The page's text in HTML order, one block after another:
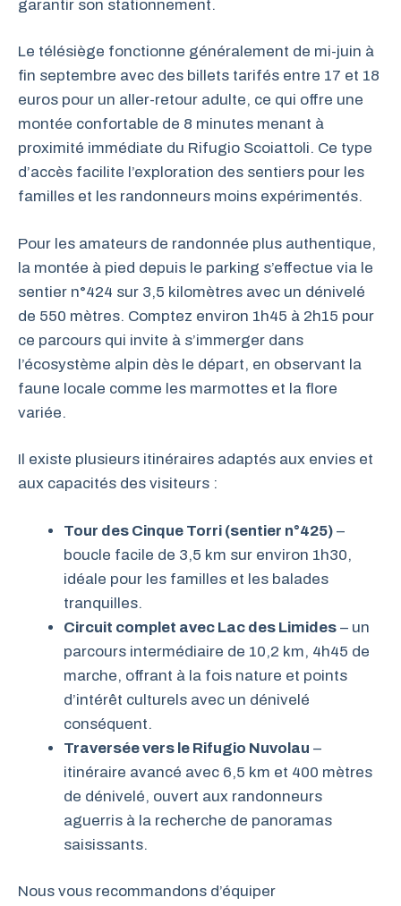
garantir son stationnement.
Le télésiège fonctionne généralement de mi-juin à
fin septembre avec des billets tarifés entre 17 et 18
euros pour un aller-retour adulte, ce qui offre une
montée confortable de 8 minutes menant à
proximité immédiate du Rifugio Scoiattoli. Ce type
d’accès facilite l’exploration des sentiers pour les
familles et les randonneurs moins expérimentés.
Pour les amateurs de randonnée plus authentique,
la montée à pied depuis le parking s’effectue via le
sentier n°424 sur 3,5 kilomètres avec un dénivelé
de 550 mètres. Comptez environ 1h45 à 2h15 pour
ce parcours qui invite à s’immerger dans
l’écosystème alpin dès le départ, en observant la
faune locale comme les marmottes et la flore
variée.
Il existe plusieurs itinéraires adaptés aux envies et
aux capacités des visiteurs :
Tour des Cinque Torri (sentier n°425) –
boucle facile de 3,5 km sur environ 1h30,
idéale pour les familles et les balades
tranquilles.
Circuit complet avec Lac des Limides – un
parcours intermédiaire de 10,2 km, 4h45 de
marche, offrant à la fois nature et points
d’intérêt culturels avec un dénivelé
conséquent.
Traversée vers le Rifugio Nuvolau –
itinéraire avancé avec 6,5 km et 400 mètres
de dénivelé, ouvert aux randonneurs
aguerris à la recherche de panoramas
saisissants.
Nous vous recommandons d’équiper